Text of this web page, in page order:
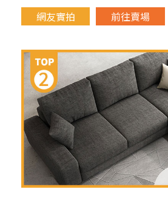
網友實拍 前往賣場